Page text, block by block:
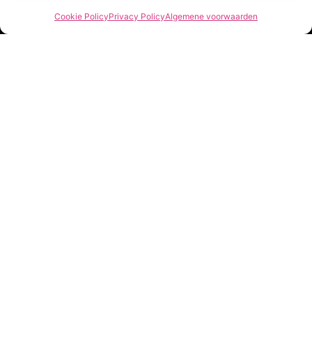
Cookie PolicyPrivacy PolicyAlgemene voorwaarden
Schrijf je in voor onze nieuwsbrief!